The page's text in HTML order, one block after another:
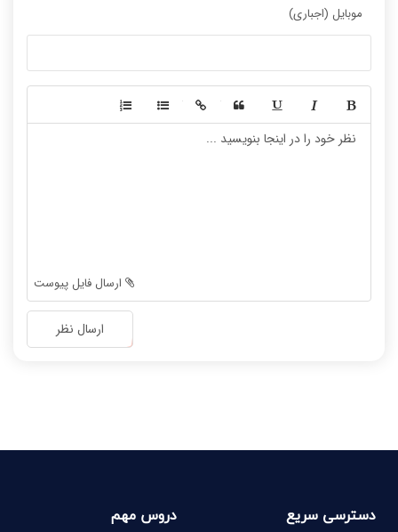
موبایل (اجباری)
-
-
-
-
-
-
ارسال نظر
دسترسی سریع دروس مهم